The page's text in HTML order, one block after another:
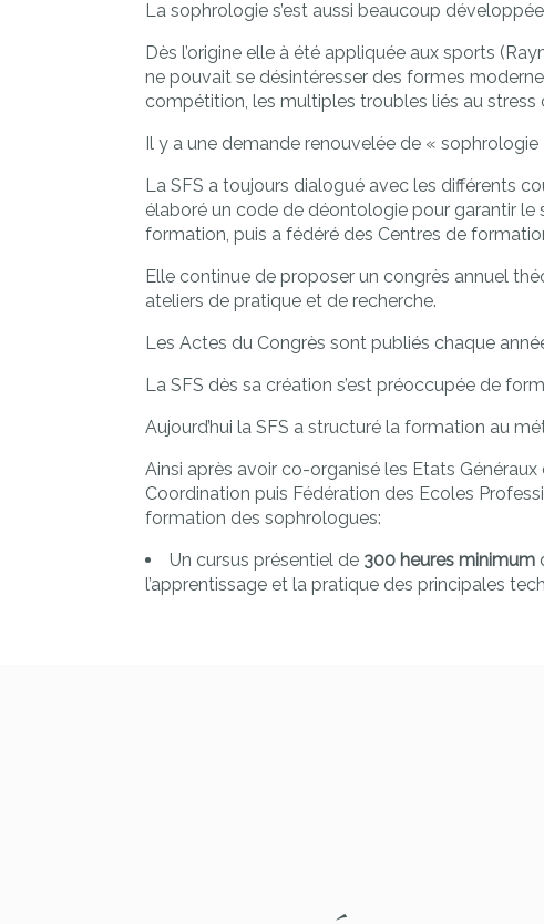
La sophrologie s’est aussi beaucoup
Dès l’origine elle à été appliquée aux sports
ne pouvait se désintéresser des formes
compétition, les multiples troubles liés au
Il y a une demande renouvelée de «
La SFS a toujours dialogué avec les différents
élaboré un code de déontologie pour garantir le
formation, puis a fédéré des Centres de
Elle continue de proposer un congrès annuel
ateliers de pratique et de recherche.
Les Actes du Congrès sont publiés chaque
La SFS dès sa création s’est préoccupée de
Aujourd’hui la SFS a structuré la formation au
Ainsi après avoir co-organisé les Etats
Coordination puis Fédération des Ecoles
formation des sophrologues:
Un cursus présentiel de 300 heures minimum
l’apprentissage et la pratique des principales